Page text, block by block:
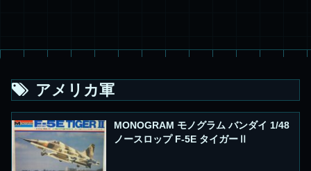
アメリカ軍
MONOGRAM モノグラム バンダイ 1/48
ノースロップ F-5E タイガーⅡ